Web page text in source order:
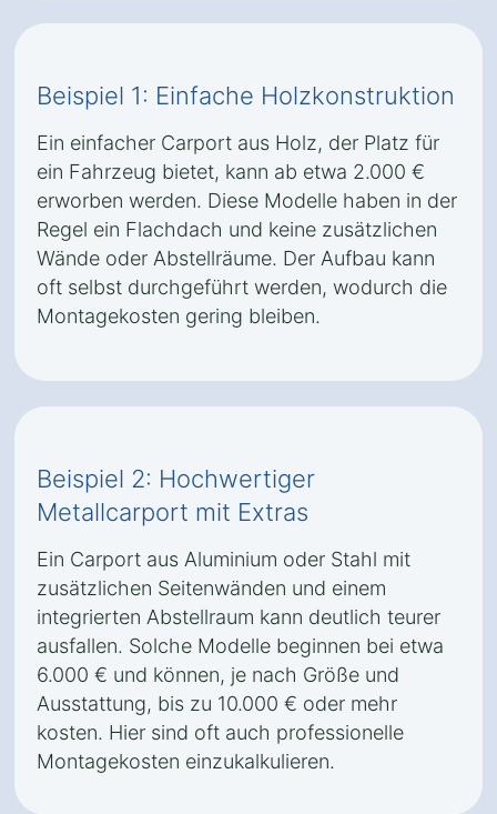
Beispiel 1: Einfache Holzkonstruktion
Ein einfacher Carport aus Holz, der Platz für
ein Fahrzeug bietet, kann ab etwa 2.000 €
erworben werden. Diese Modelle haben in der
Regel ein Flachdach und keine zusätzlichen
Wände oder Abstellräume. Der Aufbau kann
oft selbst durchgeführt werden, wodurch die
Montagekosten gering bleiben.
Beispiel 2: Hochwertiger
Metallcarport mit Extras
Ein Carport aus Aluminium oder Stahl mit
zusätzlichen Seitenwänden und einem
integrierten Abstellraum kann deutlich teurer
ausfallen. Solche Modelle beginnen bei etwa
6.000 € und können, je nach Größe und
Ausstattung, bis zu 10.000 € oder mehr
kosten. Hier sind oft auch professionelle
Montagekosten einzukalkulieren.